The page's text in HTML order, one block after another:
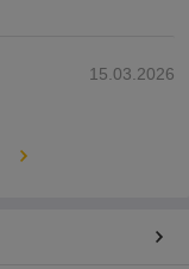
15.03.2026